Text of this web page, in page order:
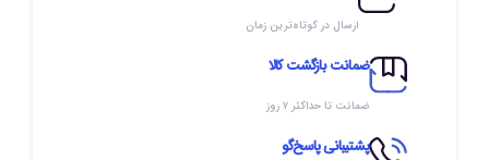
ارسال در کوتاه‌ترین زمان
ضمانت بازگشت کالا
ضمانت تا حداکثر ۷ روز
پشتیبانی پاسخ‌گو